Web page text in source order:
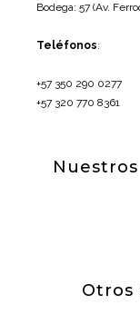
Bodega: 57 (Av.
Teléfonos:
+57 350 290 0277
+57 320 770 8361
Otros